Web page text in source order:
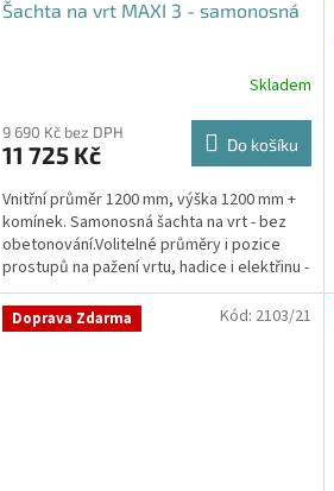
Šachta na vrt MAXI 3 - samonosná
produktu
je
z
5
hvězdiček.
Skladem
9 690 Kč bez DPH
11 725 Kč Do košíku
Vnitřní průměr 1200 mm, výška 1200 mm +
komínek. Samonosná šachta na vrt - bez
obetonování.Volitelné průměry i pozice
prostupů na pažení vrtu, hadice i elektřinu -
požadované...
Doprava Zdarma Kód: 2103/21